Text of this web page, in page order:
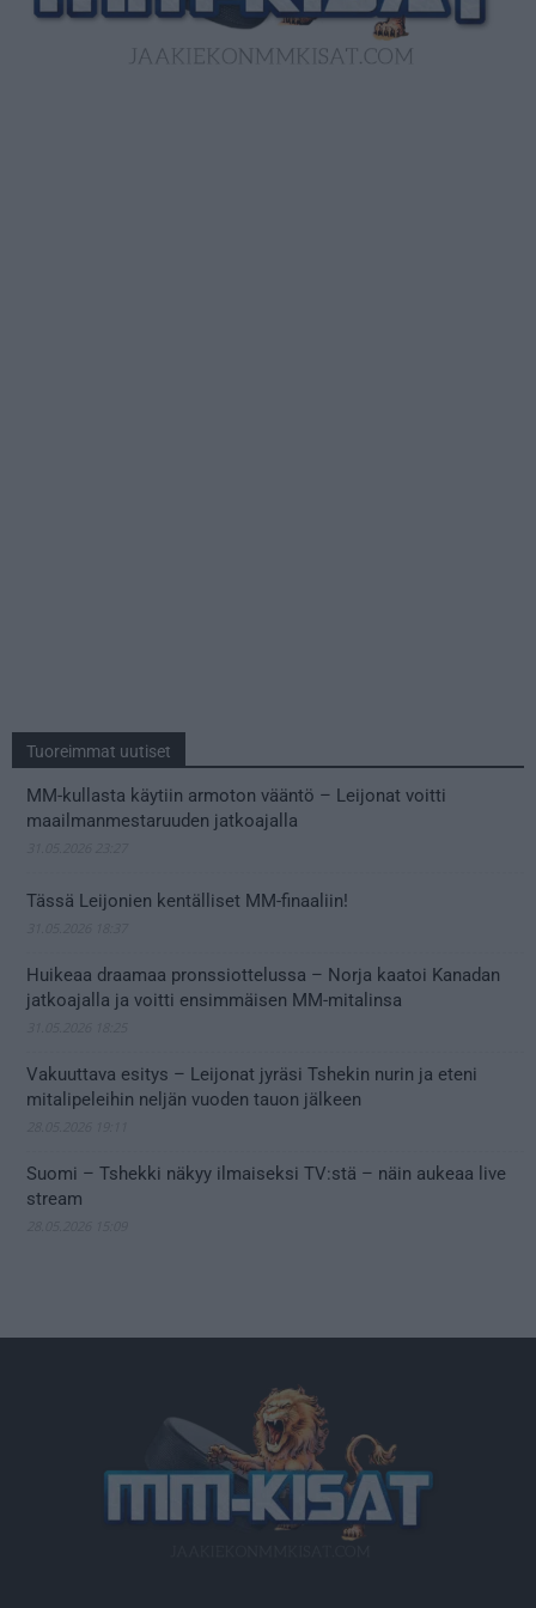
Tuoreimmat uutiset
MM-kullasta käytiin armoton vääntö – Leijonat voitti
maailmanmestaruuden jatkoajalla
Tässä Leijonien kentälliset MM-finaaliin!
Huikeaa draamaa pronssiottelussa – Norja kaatoi Kanadan
jatkoajalla ja voitti ensimmäisen MM-mitalinsa
Vakuuttava esitys – Leijonat jyräsi Tshekin nurin ja eteni
mitalipeleihin neljän vuoden tauon jälkeen
Suomi – Tshekki näkyy ilmaiseksi TV:stä – näin aukeaa live
stream